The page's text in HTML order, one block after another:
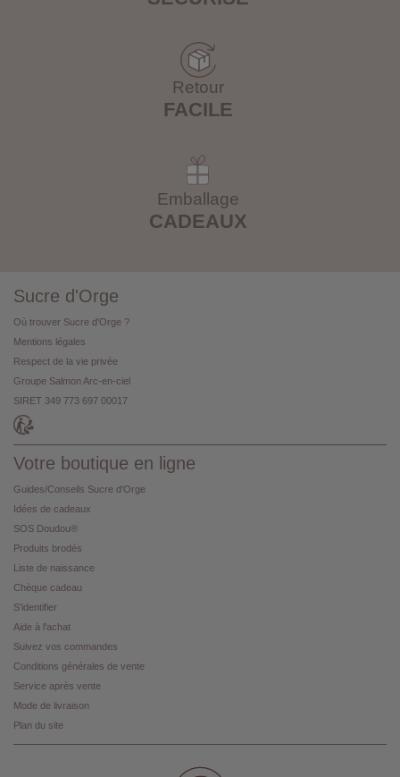
Retour
FACILE
Emballage
CADEAUX
Sucre d'Orge
Où trouver Sucre d'Orge ?
Mentions légales
Respect de la vie privée
Groupe Salmon Arc-en-ciel
SIRET 349 773 697 00017
Votre boutique en ligne
Guides/Conseils Sucre d'Orge
Idées de cadeaux
SOS Doudou®
Produits brodés
Liste de naissance
Chèque cadeau
S'identifier
Aide à l'achat
Suivez vos commandes
Conditions générales de vente
Service après vente
Mode de livraison
Plan du site